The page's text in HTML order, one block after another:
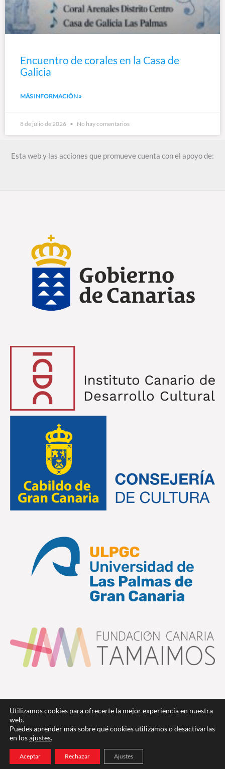
Encuentro de corales en la Casa de
Galicia
MÁS INFORMACIÓN »
8 de julio de 2026 No hay comentarios
Esta web y las acciones que promueve cuenta con el apoyo de:
Utilizamos cookies para ofrecerte la mejor experiencia en nuestra
web.
Puedes aprender más sobre qué cookies utilizamos o desactivarlas
en losajustes.
Aceptar Rechazar Ajustes